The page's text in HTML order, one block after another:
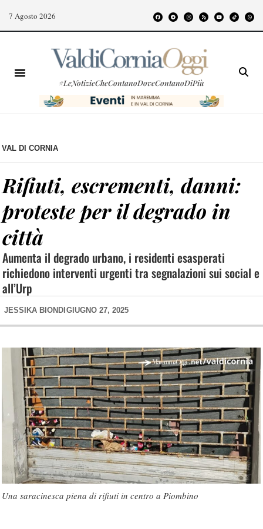
7 Agosto 2026
#LeNotizieCheContanoDoveContanoDiPiù
VAL DI CORNIA
Rifiuti, escrementi, danni:
proteste per il degrado in
città
Aumenta il degrado urbano, i residenti esasperati
richiedono interventi urgenti tra segnalazioni sui social e
all’Urp
JESSIKA BIONDI GIUGNO 27, 2025
Una saracinesca piena di rifiuti in centro a Piombino